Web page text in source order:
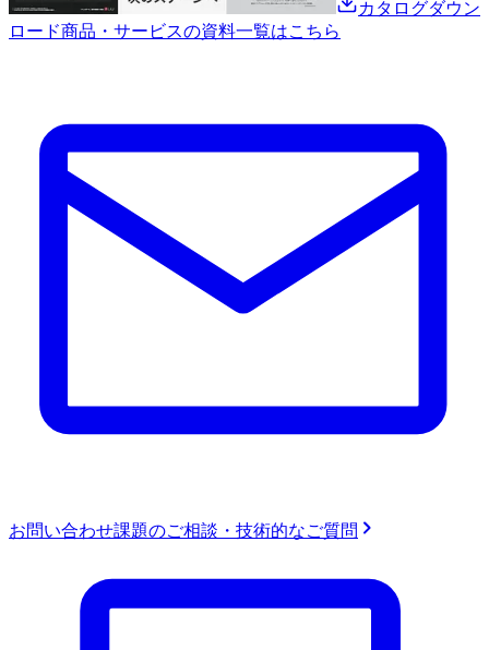
カタログダウン
ロード商品・サービスの資料一覧はこちら
お問い合わせ課題のご相談・技術的なご質問